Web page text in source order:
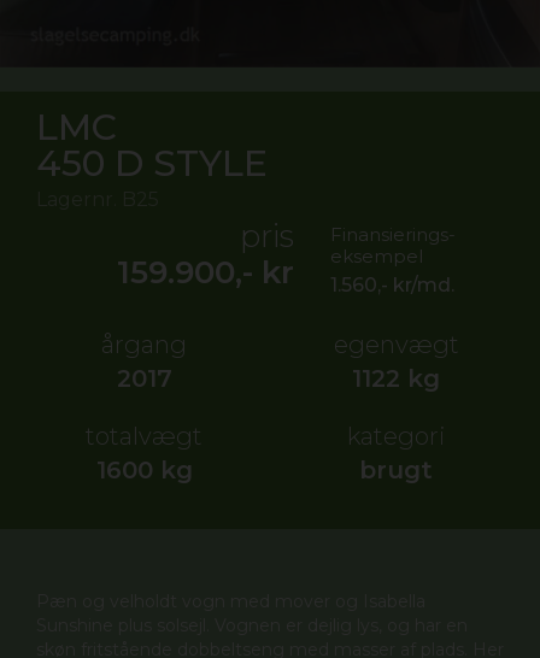
LMC
450 D STYLE
pris
159.900,- kr
Finansierings-
eksempel
1.560,- kr/md.
årgang
2017
egenvægt
1122 kg
totalvægt
1600 kg
kategori
brugt